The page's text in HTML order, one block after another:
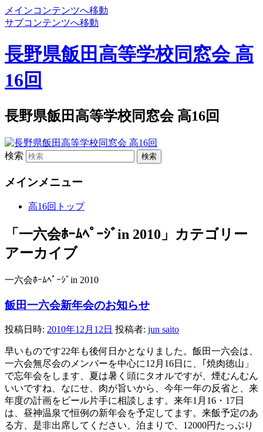
メインコンテンツへ移動
サブコンテンツへ移動
長野県飯田高等学校同窓会 高
16回
長野県飯田高等学校同窓会 高16回
検索
メインメニュー
高16回トップ
「 一六会ﾎｰﾑﾍﾟｰｼﾞin 2010 」カテゴリー
アーカイブ
一六会ﾎｰﾑﾍﾟｰｼﾞin 2010
飯田一六会新年会のお知らせ
投稿日時: 2010年12月12日 投稿者: jun saito
早いものです22年も後何日かとなりました。飯田一六会は、
一六会無尽会のメンバーを中心に12月16日に、｢焼肉徳山」
で忘年会をします、夏は暑く頭にタオルですが、煙むんむん
いいですね、なにせ、肉が旨いから、今年一年の反省と、来
年度の計画をビール片手に相談します。来年1月16・17日
は、昼神温泉で恒例の新年会を予定してます。来飯予定のあ
る方、是非出席してください、泊まりで、12000円たっぷり